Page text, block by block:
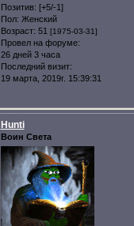
Позитив: [+5/-1]
Пол: Женский
Возраст: 51 [1975-03-31]
Провел на форуме:
26 дней 3 часа
Последний визит:
19 марта, 2019г. 15:39:31
Hunti
Воин Света